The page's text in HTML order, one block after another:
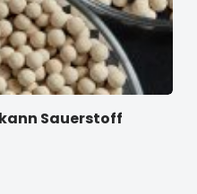
Sauerstoff